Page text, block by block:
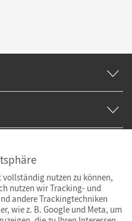
vollständig nutzen zu können,
nutzen wir Tracking- und
andere Trackingtechniken
wie z. B. Google und Meta, um